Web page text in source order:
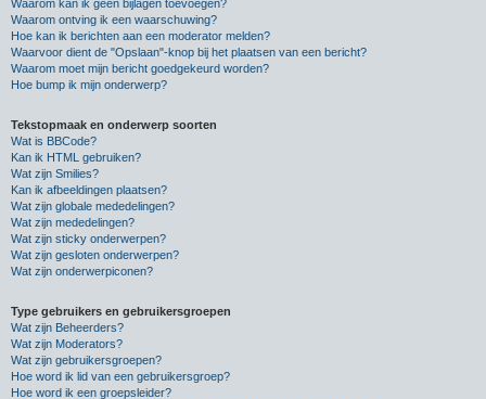
Waarom kan ik geen bijlagen toevoegen?
Waarom ontving ik een waarschuwing?
Hoe kan ik berichten aan een moderator melden?
Waarvoor dient de "Opslaan"-knop bij het plaatsen van een bericht?
Waarom moet mijn bericht goedgekeurd worden?
Hoe bump ik mijn onderwerp?
Tekstopmaak en onderwerp soorten
Wat is BBCode?
Kan ik HTML gebruiken?
Wat zijn Smilies?
Kan ik afbeeldingen plaatsen?
Wat zijn globale mededelingen?
Wat zijn mededelingen?
Wat zijn sticky onderwerpen?
Wat zijn gesloten onderwerpen?
Wat zijn onderwerpiconen?
Type gebruikers en gebruikersgroepen
Wat zijn Beheerders?
Wat zijn Moderators?
Wat zijn gebruikersgroepen?
Hoe word ik lid van een gebruikersgroep?
Hoe word ik een groepsleider?